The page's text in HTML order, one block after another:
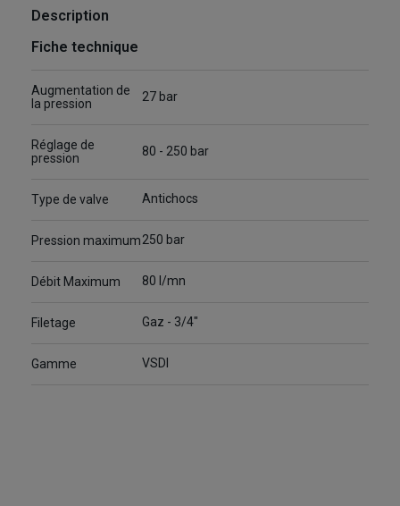
Description
Fiche technique
Augmentation de
la pression
27 bar
Réglage de
pression
80 - 250 bar
Type de valve Antichocs
Pression maximum250 bar
Débit Maximum 80 l/mn
Filetage Gaz - 3/4"
Gamme VSDI